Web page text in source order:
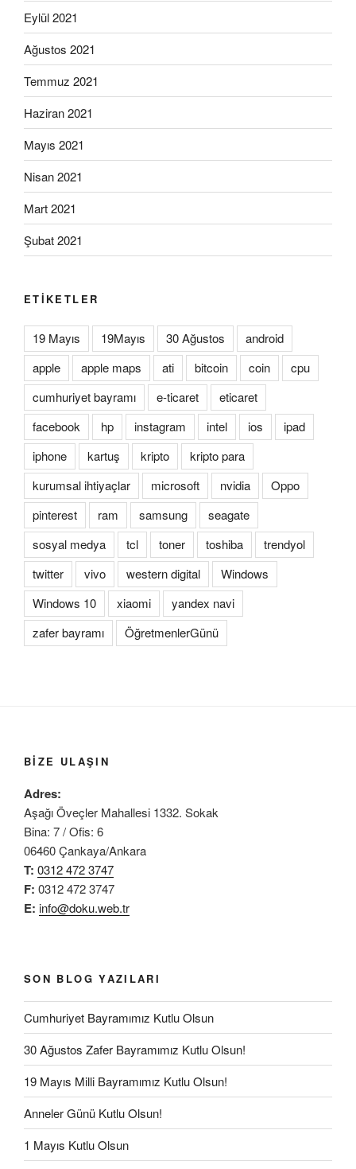
Eylül 2021
Ağustos 2021
Temmuz 2021
Haziran 2021
Mayıs 2021
Nisan 2021
Mart 2021
Şubat 2021
ETIKETLER
19 Mayıs 19Mayıs 30 Ağustos
android
apple
apple maps ati bitcoin coin
cpu
cumhuriyet bayramı
e-ticaret
eticaret
facebook
hp instagram intel ios
ipad
iphone
kartuş kripto
kripto para
kurumsal ihtiyaçlar
microsoft nvidia
Oppo
pinterest
ram samsung
seagate
sosyal medya
tcl toner toshiba
trendyol
twitter
vivo western digital
Windows
Windows 10
xiaomi
yandex navi
zafer bayramı
ÖğretmenlerGünü
BIZE ULAŞIN
Adres:
Aşağı Öveçler Mahallesi 1332. Sokak
Bina: 7 / Ofis: 6
06460 Çankaya/Ankara
T: 0312 472 3747
F: 0312 472 3747
E: info@doku.web.tr
SON BLOG YAZILARI
Cumhuriyet Bayramımız Kutlu Olsun
30 Ağustos Zafer Bayramımız Kutlu Olsun!
19 Mayıs Milli Bayramımız Kutlu Olsun!
Anneler Günü Kutlu Olsun!
1 Mayıs Kutlu Olsun